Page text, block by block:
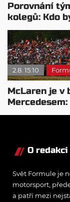
Porovnání
kolegů: Kdo
sobotu
2.8. 15:10
McLaren je v
Mercedesem:
pochopili
O
Svět Formule je
motorsport,
a patří mezi